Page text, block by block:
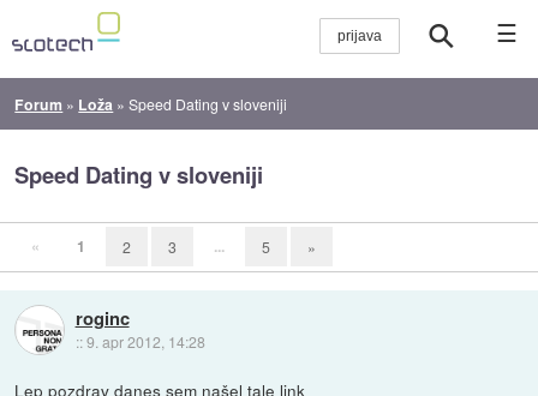
☰
Forum » Loža »Speed Dating v sloveniji
Speed Dating v sloveniji
« 1 2 3 ... 5 »
roginc
::9. apr 2012, 14:28
Lep pozdrav danes sem našel tale link